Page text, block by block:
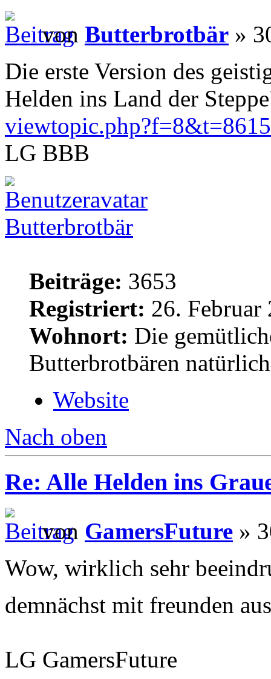
von Butterbrotbär »
Die erste Version des
Helden ins Land der
viewtopic.php?f=8&t=8615
LG BBB
Butterbrotbär
Beiträge: 3653
Registriert: 26. Februar
Wohnort: Die
Butterbrotbären
Website
Nach oben
Re: Alle Helden ins
von GamersFuture »
Wow, wirklich sehr
demnächst mit freunden
LG GamersFuture